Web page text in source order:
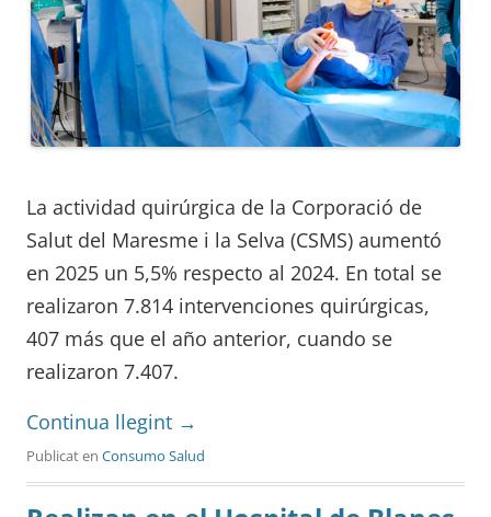
La actividad quirúrgica de la Corporació de
Salut del Maresme i la Selva (CSMS) aumentó
en 2025 un 5,5% respecto al 2024. En total se
realizaron 7.814 intervenciones quirúrgicas,
407 más que el año anterior, cuando se
realizaron 7.407.
Continua llegint →
Publicat en Consumo Salud